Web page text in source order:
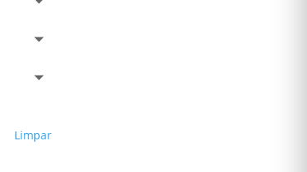
Limpar